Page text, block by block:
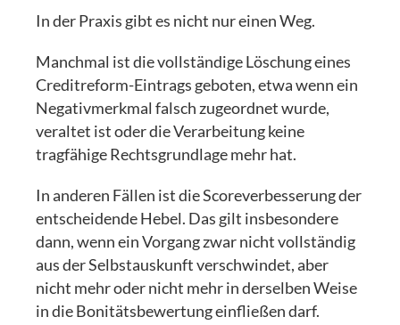
In der Praxis gibt es nicht nur einen Weg.
Manchmal ist die vollständige Löschung eines
Creditreform-Eintrags geboten, etwa wenn ein
Negativmerkmal falsch zugeordnet wurde,
veraltet ist oder die Verarbeitung keine
tragfähige Rechtsgrundlage mehr hat.
In anderen Fällen ist die Scoreverbesserung der
entscheidende Hebel. Das gilt insbesondere
dann, wenn ein Vorgang zwar nicht vollständig
aus der Selbstauskunft verschwindet, aber
nicht mehr oder nicht mehr in derselben Weise
in die Bonitätsbewertung einfließen darf.